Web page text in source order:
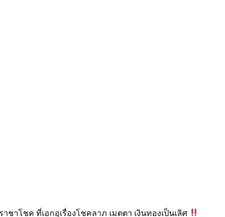
โชค ที่เอกอุเรื่องโชคลาภ เมตตา เงินทองเป็นเลิศ